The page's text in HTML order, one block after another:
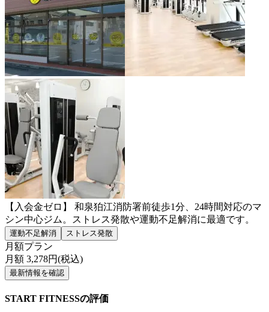
【入会金ゼロ】 和泉狛江消防署前徒歩1分、24時間対応のマ
シン中心ジム。ストレス発散や運動不足解消に最適です。
運動不足解消 ストレス発散
月額プラン
月額 3,278円(税込)
最新情報を確認
START FITNESSの評価